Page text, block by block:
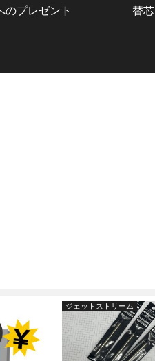
のプレゼント 替芯
ジェットストリーム